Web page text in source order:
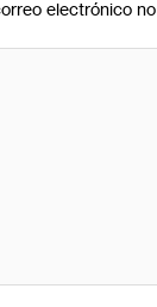
electrónico